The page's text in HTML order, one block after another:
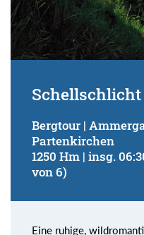
Schellschlicht
Bergtour |
Partenkirchen
1250 Hm | insg.
von 6)
Eine ruhige,